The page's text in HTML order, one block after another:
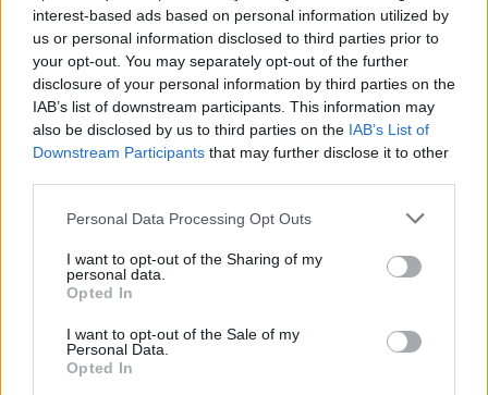
interest-based ads based on personal information utilized by
us or personal information disclosed to third parties prior to
your opt-out. You may separately opt-out of the further
disclosure of your personal information by third parties on the
IAB’s list of downstream participants. This information may
also be disclosed by us to third parties on the IAB’s List of
Downstream Participants that may further disclose it to other
Please note that this website/app uses one or more Google
not limited to your visit or usage behaviour. You may click to
grant or deny consent to Google and its third-party tags to
use your data for below specified purposes in below Google
consent section.
Personal Data Processing Opt Outs
I want to opt-out of the Sharing of my
personal data.
Opted In
I want to opt-out of the Sale of my
Personal Data.
Opted In
ή ζώνες μικρής κυκλοφορίας εντός κατοικημένων
περιοχών, αν υπάρχει αρκετός χώρος γι' αυτό, η κατάληψη
τμήματος οδού με προσωρινές εγκαταστάσεις ή εμπόδια
μετά γνώμη των αρμοδίων Αστυνομικών Αρχών.
Αυτός
που παραβαίνει τις διατάξεις του άρθρου αυτού